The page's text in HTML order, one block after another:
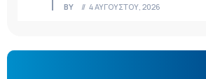
BY 4 ΑΥΓΟΎΣΤΟΥ, 2026